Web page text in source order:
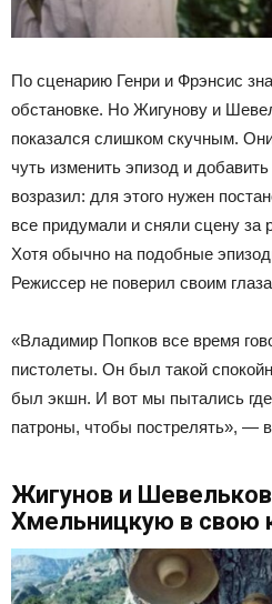
По сценарию Генри и Фрэнсис
обстановке. Но Жигунову и
показался слишком скучным.
чуть изменить эпизод и
возразил: для этого нужен
все придумали и сняли сцену за
Хотя обычно на подобные
Режиссер не поверил своим
«Владимир Попков все время
пистолеты. Он был такой
был экшн. И вот мы пытались
патроны, чтобы пострелять», —
Жигунов и
Хмельницкую в свою